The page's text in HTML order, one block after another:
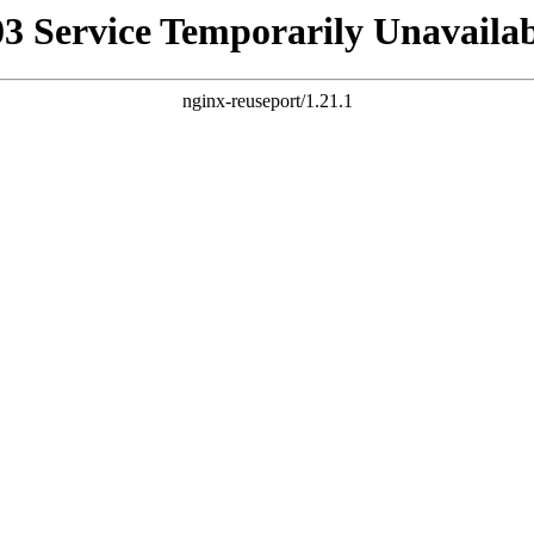
Service Temporarily
nginx-reuseport/1.21.1